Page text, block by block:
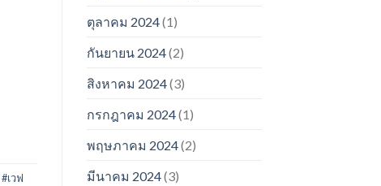
#เวฟ
ตุลาคม 2024(1)
กันยายน 2024(2)
สิงหาคม 2024(3)
กรกฎาคม 2024(1)
พฤษภาคม 2024(2)
มีนาคม 2024(3)